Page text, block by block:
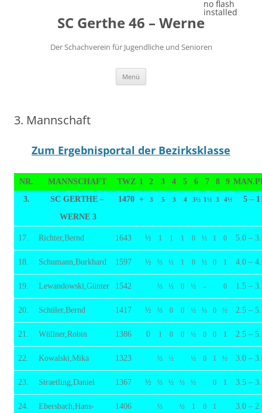
SC Gerthe 46 – Werne
Der Schachverein für Jugendliche und Senioren
Menü
3. Mannschaft
Zum Ergebnisportal der Bezirksklasse
NR. MANNSCHAFT TWZ 1 2 3 4 5 6 7 8 9
3.
SC GERTHE –
WERNE 3
1470 + 3 5 3 4 3½ 1½ 3 4½ 5 –
17. Richter,Bernd 1643 ½ 1 1 1 0 ½ 1 0 5.0 –
18. Schumann,Burkhard 1597 ½ ½ ½ 1 0 ½ 0 1 4.0 –
19. Lewandowski,Günter 1542 ½ ½ 0 ½ – 0 1.5 –
20. Schüler,Bernd 1417 ½ ½ 0 0 ½ ½ 0 ½ 2.5 –
21. Wüllner,Robin 1386 0 1 0 0 ½ 0 0 1 2.5 –
22. Kowalski,Mika 1323 ½ ½ ½ 0 1 ½ 3.0 –
23. Straetling,Daniel 1367 ½ ½ ½ ½ ½ 0 1 3.5 –
24.
Ebersbach,Hans-
1406 ½ ½ 1 0 1 3.0 –
no flash
installed